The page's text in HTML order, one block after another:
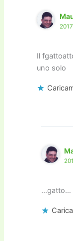
Il
uno solo
…gatto…